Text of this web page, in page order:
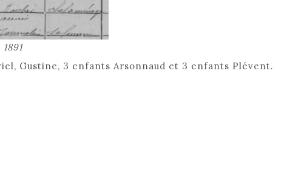
Gustine, 3 enfants Arsonnaud et 3 enfants Plévent.